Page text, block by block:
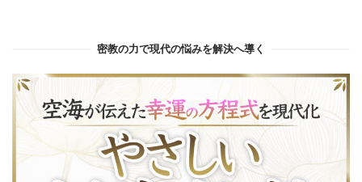
密教の力で現代の悩みを解決へ導く